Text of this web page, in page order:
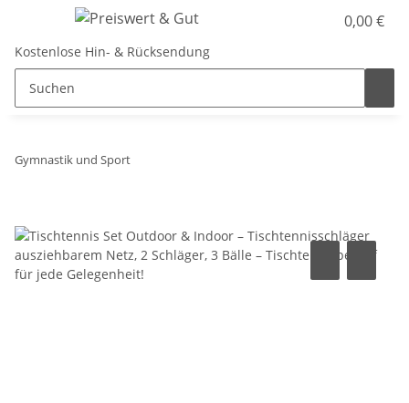
0,00 €
Kostenlose Hin- & Rücksendung
Gymnastik und Sport